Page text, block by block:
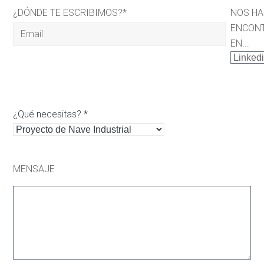
¿DÓNDE TE ESCRIBIMOS?*
NOS
EN...
¿Qué necesitas? *
MENSAJE